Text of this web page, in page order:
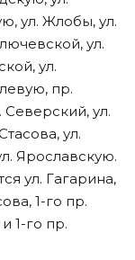
ул. Жлобы, ул.
ул.
ул.
пр.
ул.
ул.
Ярославскую.
ул. Гагарина,
1-го пр.
1-го пр.